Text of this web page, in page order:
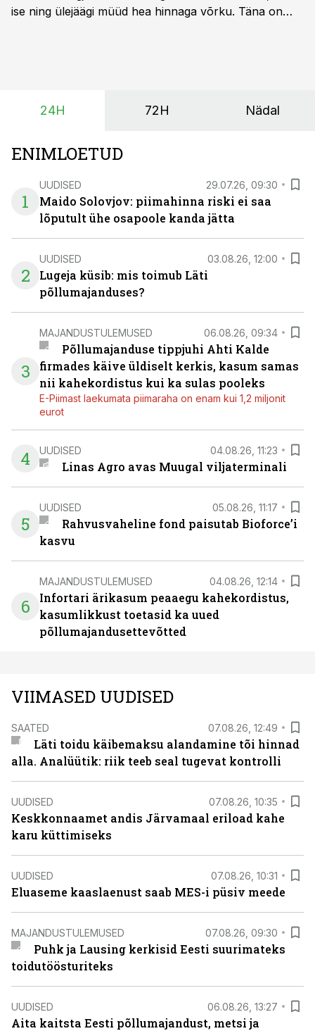
ise ning ülejäägi müüd hea hinnaga võrku. Täna on
põllumajandusettevõtete jaoks üheks olulisemaks
24H 72H Nädal
ENIMLOETUD
1
UUDISED 29.07.26, 09:30
Maido Solovjov: piimahinna riski ei saa
lõputult ühe osapoole kanda jätta
2
UUDISED 03.08.26, 12:00
Lugeja küsib: mis toimub Läti
põllumajanduses?
3
MAJANDUSTULEMUSED 06.08.26, 09:34
Põllumajanduse tippjuhi Ahti Kalde
firmades käive üldiselt kerkis, kasum samas
nii kahekordistus kui ka sulas pooleks
E-Piimast laekumata piimaraha on enam kui 1,2 miljonit
eurot
4 UUDISED 04.08.26, 11:23
Linas Agro avas Muugal viljaterminali
5
UUDISED 05.08.26, 11:17
Rahvusvaheline fond paisutab Bioforce’i
kasvu
6
MAJANDUSTULEMUSED 04.08.26, 12:14
Infortari ärikasum peaaegu kahekordistus,
kasumlikkust toetasid ka uued
põllumajandusettevõtted
VIIMASED UUDISED
SAATED 07.08.26, 12:49
Läti toidu käibemaksu alandamine tõi hinnad
alla. Analüütik: riik teeb seal tugevat kontrolli
UUDISED 07.08.26, 10:35
Keskkonnaamet andis Järvamaal eriload kahe
karu küttimiseks
UUDISED 07.08.26, 10:31
Eluaseme kaaslaenust saab MES-i püsiv meede
MAJANDUSTULEMUSED 07.08.26, 09:30
Puhk ja Lausing kerkisid Eesti suurimateks
toidutöösturiteks
UUDISED 06.08.26, 13:27
Aita kaitsta Eesti põllumajandust, metsi ja